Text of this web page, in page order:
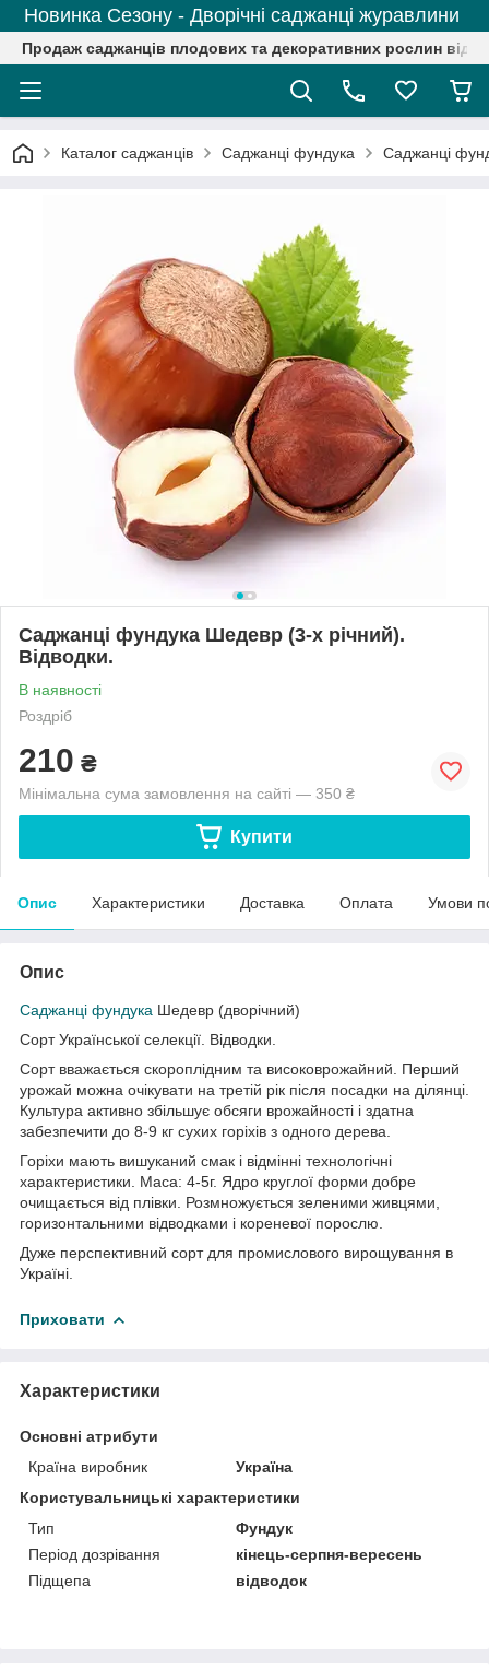
Новинка Сезону - Дворічні саджанці журавлини
Продаж саджанців плодових та декоративних рослин від
Каталог саджанців Саджанці фундука Саджанці
Саджанці фундука Шедевр (3-х річний).
Відводки.
В наявності
Роздріб
210 ₴
Мінімальна сума замовлення на сайті — 350 ₴
Купити
Опис Характеристики Доставка Оплата Умови
Опис
Саджанці фундука Шедевр (дворічний)
Сорт Української селекції. Відводки.
Сорт вважається скороплідним та високоврожайний. Перший
урожай можна очікувати на третій рік після посадки на ділянці.
Культура активно збільшує обсяги врожайності і здатна
забезпечити до 8-9 кг сухих горіхів з одного дерева.
Горіхи мають вишуканий смак і відмінні технологічні
характеристики. Маса: 4-5г. Ядро круглої форми добре
очищається від плівки. Розмножується зеленими живцями,
горизонтальними відводками і кореневої порослю.
Дуже перспективний сорт для промислового вирощування в
Україні.
Приховати
Характеристики
Основні атрибути
Країна виробник
Україна
Користувальницькі характеристики
Тип
Фундук
Період дозрівання
кінець-серпня-вересень
Підщепа
відводок